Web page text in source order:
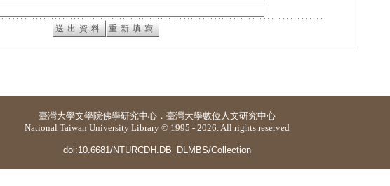
臺灣大學文學院佛學研究中心 ． 臺灣大學數位人文研究中心
National Taiwan University Library © 1995 - 2026. All rights reserved
doi:10.6681/NTURCDH.DB_DLMBS/Collection